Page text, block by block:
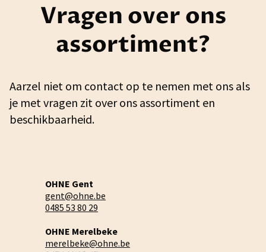
Vragen over ons
assortiment?
Aarzel niet om contact op te nemen met ons als
je met vragen zit over ons assortiment en
beschikbaarheid.
OHNE Gent
gent@ohne.be
0485 53 80 29
OHNE Merelbeke
merelbeke@ohne.be